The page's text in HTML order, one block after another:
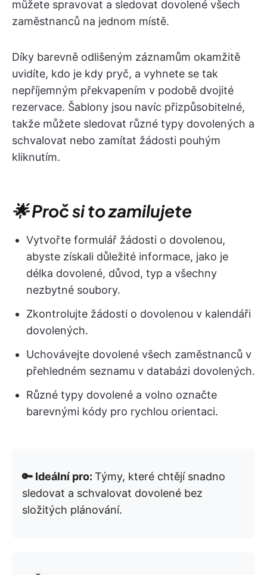
můžete spravovat a sledovat dovolené všech
zaměstnanců na jednom místě.
Díky barevně odlišeným záznamům okamžitě
uvidíte, kdo je kdy pryč, a vyhnete se tak
nepříjemným překvapením v podobě dvojité
rezervace. Šablony jsou navíc přizpůsobitelné,
takže můžete sledovat různé typy dovolených a
schvalovat nebo zamítat žádosti pouhým
kliknutím.
🌟 Proč si to zamilujete
Vytvořte formulář žádosti o dovolenou,
abyste získali důležité informace, jako je
délka dovolené, důvod, typ a všechny
nezbytné soubory.
Zkontrolujte žádosti o dovolenou v kalendáři
dovolených.
Uchovávejte dovolené všech zaměstnanců v
přehledném seznamu v databázi dovolených.
Různé typy dovolené a volno označte
barevnými kódy pro rychlou orientaci.
🔑 Ideální pro: Týmy, které chtějí snadno
sledovat a schvalovat dovolené bez
složitých plánování.